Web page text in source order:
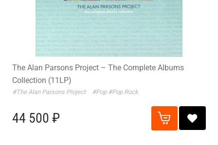
The Alan Parsons Project – The Complete Albums
Collection (11LP)
#The Alan Parsons Project #Pop #Pop Rock
44 500 ₽